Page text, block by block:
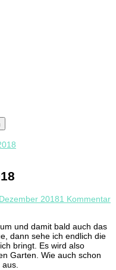
20181 Kommentar
und damit bald auch das
dann sehe ich endlich die
bringt. Es wird also
Garten. Wie auch schon